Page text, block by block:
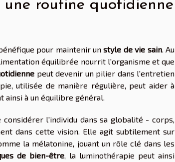
routine quotidienne
pour maintenir unstyle de vie sain. Au
équilibrée nourrit l'organisme et que
peut devenir un pilier dans l'entretien
utilisée de manière régulière, peut aider à
ainsi à un équilibre général.
l'individu dans sa globalité - corps,
dans cette vision. Elle agit subtilement sur
la mélatonine, jouant un rôle clé dans les
de bien-être, la luminothérapie peut ainsi